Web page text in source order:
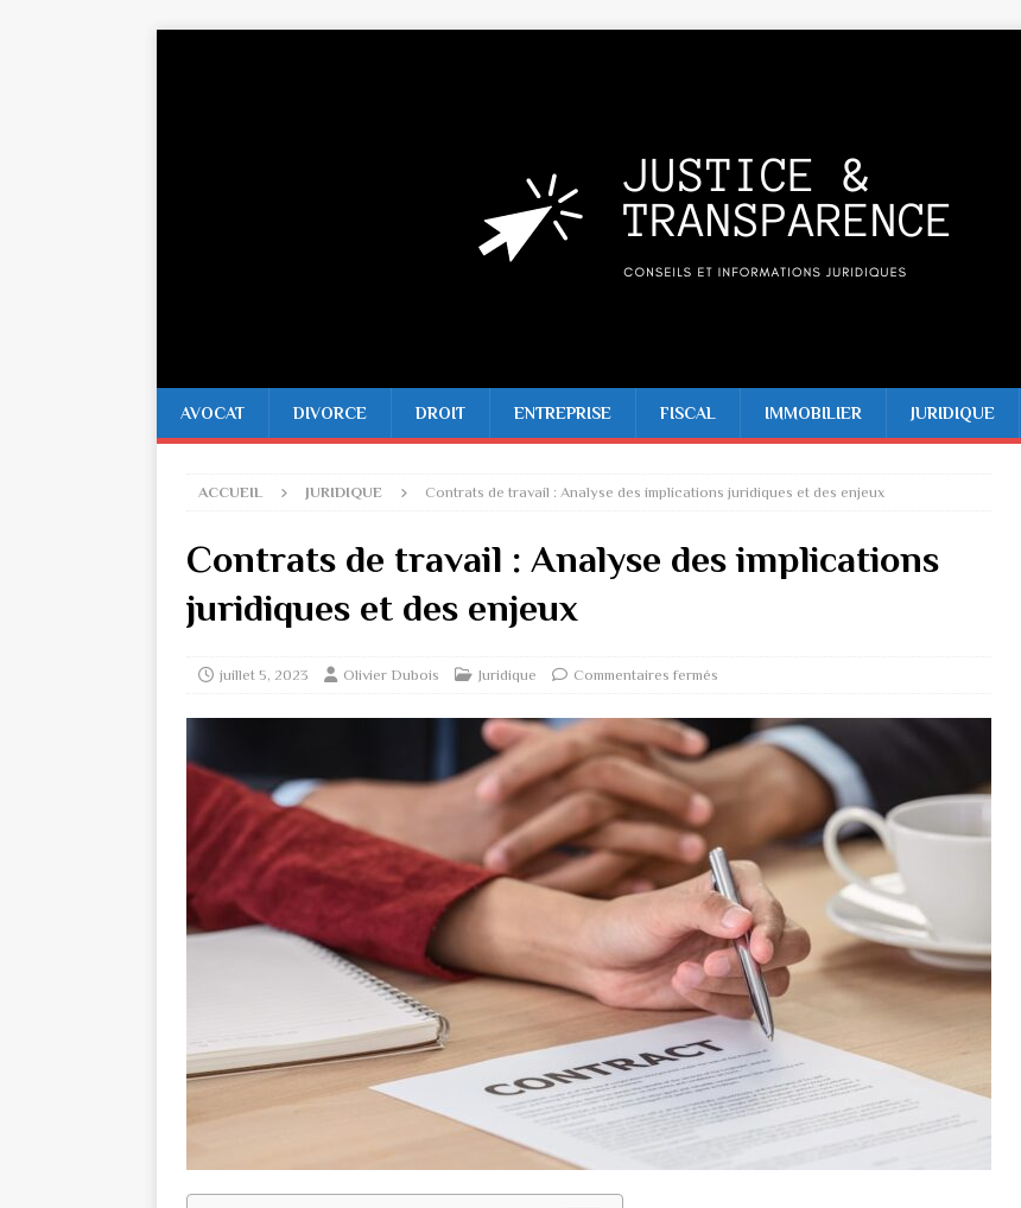
AVOCAT DIVORCE DROIT ENTREPRISE FISCAL IMMOBILIER JURIDIQUE
ACCUEIL JURIDIQUE Contrats de travail : Analyse des implications juridiques et des enjeux
Contrats de travail : Analyse des implications
juridiques et des enjeux
juillet 5, 2023 Olivier Dubois Juridique Commentaires fermés